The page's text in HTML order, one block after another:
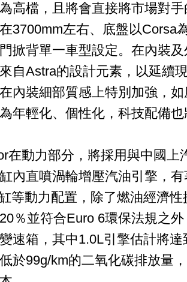
高檔，且將會直接將市場對
3700mm左右、底盤以Corsa
掀背單一車型設定。在內裝
自Astra的設計元素，以延續
內裝細部質感上特別加強，
年輕化、個性化，科技配備
在動力部分，將採用與中國上
內直噴渦輪增壓汽油引擎，
等動力配置，除了燃油經濟
％並符合Euro 6環保法規之
速箱，其中1.0L引擎估計將
於99g/km的二氧化碳排放量